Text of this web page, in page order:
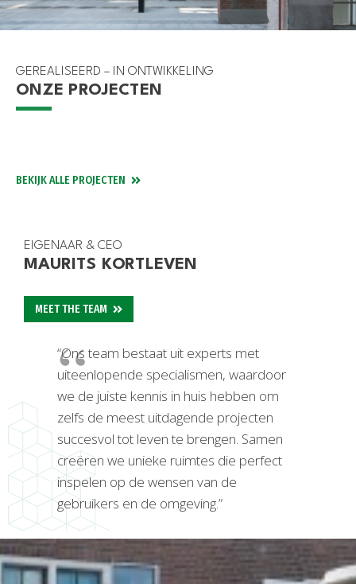
GEREALISEERD – IN ONTWIKKELING
ONZE PROJECTEN
GOUDA
BEKIJK ALLE PROJECTEN
EIGENAAR & CEO
MAURITS KORTLEVEN
MEET THE TEAM
“Ons team bestaat uit experts met
uiteenlopende specialismen, waardoor
we de juiste kennis in huis hebben om
zelfs de meest uitdagende projecten
succesvol tot leven te brengen. Samen
creëren we unieke ruimtes die perfect
inspelen op de wensen van de
gebruikers en de omgeving.”